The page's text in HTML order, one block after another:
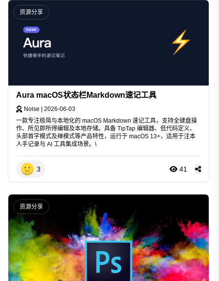
资源分享
Aura macOS状态栏Markdown速记工具
Noise | 2026-06-03
一款专注极简与本地化的 macOS Markdown 速记工具，支持全键盘操
作、所见即所得编辑及本地存储。具备 TipTap 编辑器、低代码定义、
头部首字模式及禅模式等产品特性，运行于 macOS 13+，适用于注本
人手记录与 AI 工具集成场景。\
3 41
资源分享